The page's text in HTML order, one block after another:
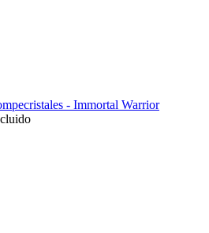
- Immortal Warrior